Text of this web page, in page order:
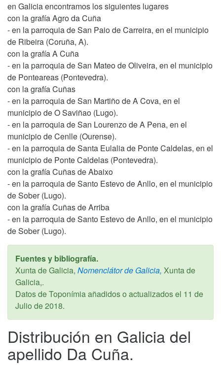
en Galicia encontramos los siguientes lugares
con la grafía Agro da Cuña
- en la parroquia de San Paio de Carreira, en el municipio
de Ribeira (Coruña, A).
con la grafía A Cuña
- en la parroquia de San Mateo de Oliveira, en el municipio
de Ponteareas (Pontevedra).
con la grafía Cuñas
- en la parroquia de San Martiño de A Cova, en el
municipio de O Saviñao (Lugo).
- en la parroquia de San Lourenzo de A Pena, en el
municipio de Cenlle (Ourense).
- en la parroquia de Santa Eulalia de Ponte Caldelas, en el
municipio de Ponte Caldelas (Pontevedra).
con la grafía Cuñas de Abaixo
- en la parroquia de Santo Estevo de Anllo, en el municipio
de Sober (Lugo).
con la grafía Cuñas de Arriba
- en la parroquia de Santo Estevo de Anllo, en el municipio
de Sober (Lugo).
Fuentes y bibliografía.
Xunta de Galicia, Nomenclátor de Galicia, Xunta de
Galicia,.
Datos de Toponímia añadidos o actualizados el 11 de
Julio de 2018.
Distribución en Galicia del
apellido Da Cuña.